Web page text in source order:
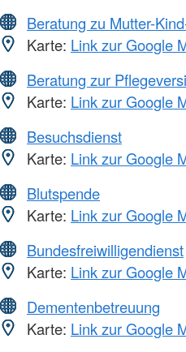
Beratung zu Mutter-
Karte: Link zur Google
Beratung zur
Karte: Link zur Google
Besuchsdienst
Karte: Link zur Google
Blutspende
Karte: Link zur Google
Bundesfreiwilligendienst
Karte: Link zur Google
Dementenbetreuung
Karte: Link zur Google